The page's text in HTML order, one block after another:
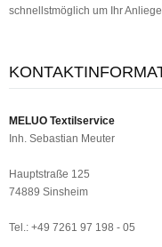
schnellstmöglich um Ihr
MELUO Textilservice
Inh. Sebastian Meuter
Hauptstraße 125
74889 Sinsheim
Tel.: +49 7261 97 198 - 05